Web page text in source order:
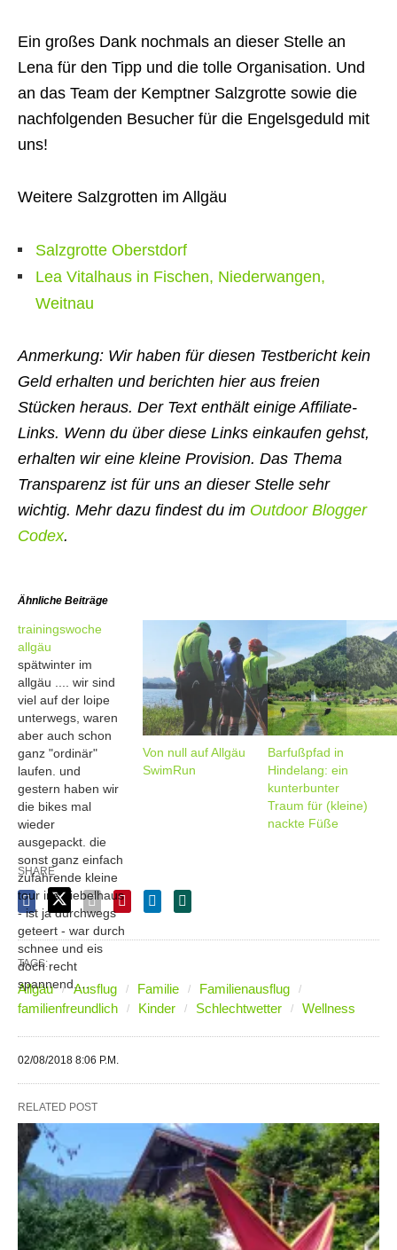
Ein großes Dank nochmals an dieser Stelle an
Lena für den Tipp und die tolle Organisation. Und
an das Team der Kemptner Salzgrotte sowie die
nachfolgenden Besucher für die Engelsgeduld mit
uns!
Weitere Salzgrotten im Allgäu
Salzgrotte Oberstdorf
Lea Vitalhaus in Fischen, Niederwangen,
Weitnau
Anmerkung: Wir haben für diesen Testbericht kein
Geld erhalten und berichten hier aus freien
Stücken heraus. Der Text enthält einige Affiliate-
Links. Wenn du über diese Links einkaufen gehst,
erhalten wir eine kleine Provision. Das Thema
Transparenz ist für uns an dieser Stelle sehr
wichtig. Mehr dazu findest du im Outdoor Blogger
Codex.
Ähnliche Beiträge
trainingswoche
allgäu
spätwinter im
allgäu .... wir sind
viel auf der loipe
unterwegs, waren
aber auch schon
ganz "ordinär"
laufen. und
gestern haben wir
die bikes mal
wieder
ausgepackt. die
sonst ganz einfach
zufahrende kleine
tour ins giebelhaus
- ist ja durchwegs
geteert - war durch
schnee und eis
doch recht
spannend.…
Von null auf Allgäu
SwimRun
Barfußpfad in
Hindelang: ein
kunterbunter
Traum für (kleine)
nackte Füße
SHARE
TAGS:
Allgäu Ausflug Familie
Familienausflug
familienfreundlich
Kinder Schlechtwetter Wellness
02/08/2018 8:06 P.M.
RELATED POST